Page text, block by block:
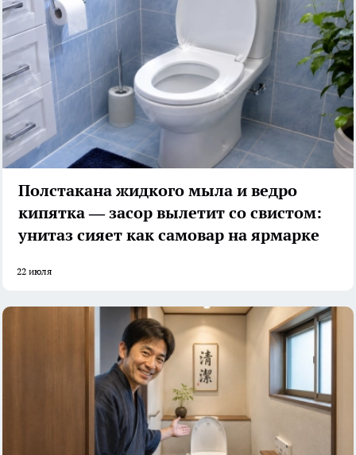
Полстакана жидкого мыла и ведро
кипятка — засор вылетит со свистом:
унитаз сияет как самовар на ярмарке
22 июля